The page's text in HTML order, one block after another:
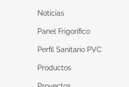
Noticias
Panel Frigorífico
Perfil Sanitario PVC
Productos